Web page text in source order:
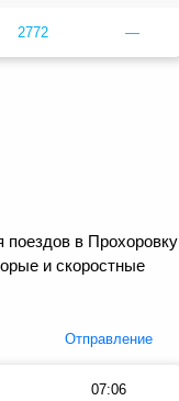
2772 —
поездов в Прохоровку
и скоростные
Отправление
07:06